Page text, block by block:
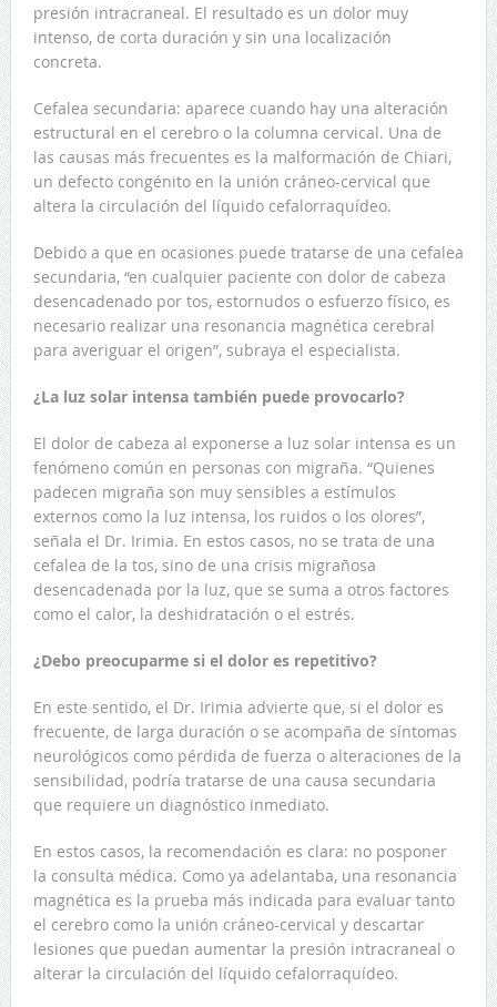
presión intracraneal. El resultado es un dolor muy
intenso, de corta duración y sin una localización
concreta.
Cefalea secundaria: aparece cuando hay una alteración
estructural en el cerebro o la columna cervical. Una de
las causas más frecuentes es la malformación de Chiari,
un defecto congénito en la unión cráneo-cervical que
altera la circulación del líquido cefalorraquídeo.
Debido a que en ocasiones puede tratarse de una cefalea
secundaria, “en cualquier paciente con dolor de cabeza
desencadenado por tos, estornudos o esfuerzo físico, es
necesario realizar una resonancia magnética cerebral
para averiguar el origen”, subraya el especialista.
¿La luz solar intensa también puede provocarlo?
El dolor de cabeza al exponerse a luz solar intensa es un
fenómeno común en personas con migraña. “Quienes
padecen migraña son muy sensibles a estímulos
externos como la luz intensa, los ruidos o los olores”,
señala el Dr. Irimia. En estos casos, no se trata de una
cefalea de la tos, sino de una crisis migrañosa
desencadenada por la luz, que se suma a otros factores
como el calor, la deshidratación o el estrés.
¿Debo preocuparme si el dolor es repetitivo?
En este sentido, el Dr. Irimia advierte que, si el dolor es
frecuente, de larga duración o se acompaña de síntomas
neurológicos como pérdida de fuerza o alteraciones de la
sensibilidad, podría tratarse de una causa secundaria
que requiere un diagnóstico inmediato.
En estos casos, la recomendación es clara: no posponer
la consulta médica. Como ya adelantaba, una resonancia
magnética es la prueba más indicada para evaluar tanto
el cerebro como la unión cráneo-cervical y descartar
lesiones que puedan aumentar la presión intracraneal o
alterar la circulación del líquido cefalorraquídeo.